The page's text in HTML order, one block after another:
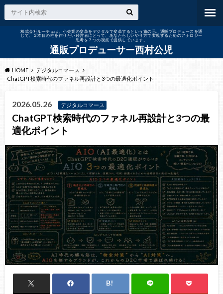
株式会社ルーチェは、小売業の変革をデジタルで変革するという旗の元、通販プロデュースを通
じて、２本目の柱を作りたい経営者にとって、あなたらしいやり方で実現するためのアナロジー
思考を７つの視点で提供しています。
通販プロデューサー西村公児
HOME
デジタルコマース
ChatGPT検索時代のファネル再設計と3つの最適化ポイント
2026.05.26 デジタルコマース
ChatGPT検索時代のファネル再設計と3つの最
適化ポイント